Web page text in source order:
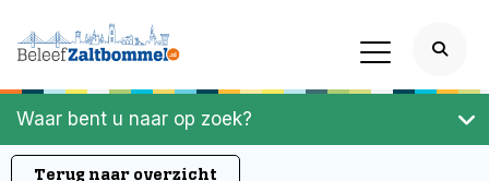
Waar bent u naar op zoek?
Terug naar overzicht